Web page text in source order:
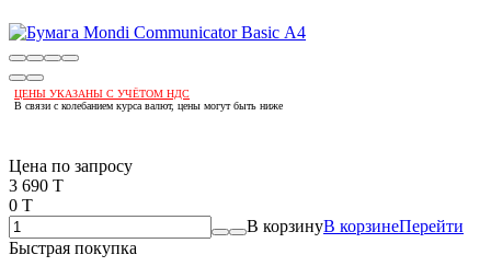
ЦЕНЫ УКАЗАНЫ С УЧЁТОМ НДС
В связи с колебанием курса валют, цены могут быть ниже
Цена по запросу
3 690 T
0 T
В корзинуВ корзинеПерейти
Быстрая покупка